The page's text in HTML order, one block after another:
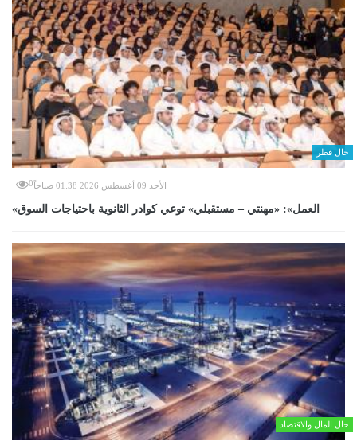
حال قطر
الأحد 09 أغسطس 2026 01:38 صباحاً 0
«العمل»: «مهنتي – مستقبلي» توعي كوادر الثانوية باحتياجات السوق
حال المال والاقتصاد